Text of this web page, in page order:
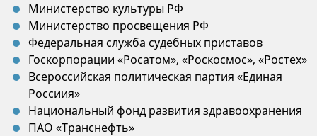
Министерство культуры РФ
Министерство просвещения РФ
Федеральная служба судебных приставов
Госкорпорации «Росатом», «Роскосмос», «Ростех»
Всероссийская политическая партия «Единая
Россиия»
Национальный фонд развития здравоохранения
ПАО «Транснефть»